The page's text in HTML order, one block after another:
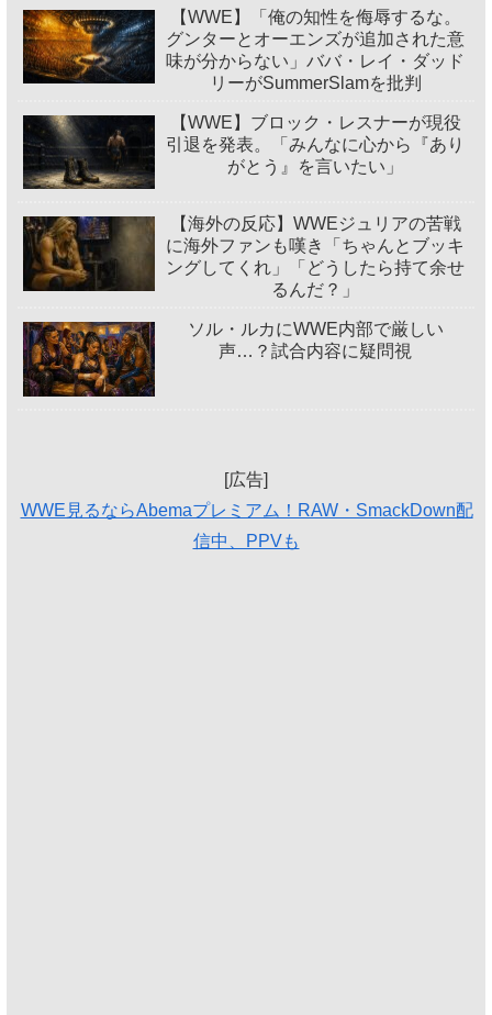
【WWE】「俺の知性を侮辱するな。
グンターとオーエンズが追加された意
味が分からない」ババ・レイ・ダッド
リーがSummerSlamを批判
【WWE】ブロック・レスナーが現役
引退を発表。「みんなに心から『あり
がとう』を言いたい」
【海外の反応】WWEジュリアの苦戦
に海外ファンも嘆き「ちゃんとブッキ
ングしてくれ」「どうしたら持て余せ
るんだ？」
ソル・ルカにWWE内部で厳しい
声…？試合内容に疑問視
[広告]
WWE見るならAbemaプレミアム！RAW・SmackDown配
信中、PPVも